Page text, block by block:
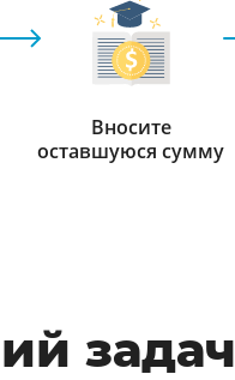
Вносите
оставшуюся сумму
задач